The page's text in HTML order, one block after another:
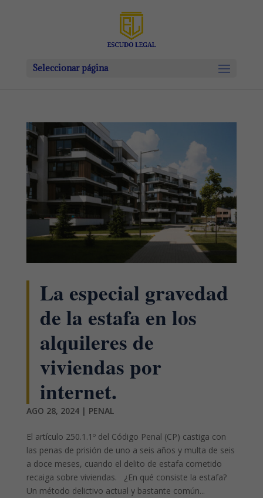
Seleccionar página
La especial gravedad
de la estafa en los
alquileres de
viviendas por
internet.
AGO 28, 2024| PENAL
El artículo 250.1.1º del Código Penal (CP) castiga con
las penas de prisión de uno a seis años y multa de seis
a doce meses, cuando el delito de estafa cometido
recaiga sobre viviendas. ¿En qué consiste la estafa?
Un método delictivo actual y bastante común...